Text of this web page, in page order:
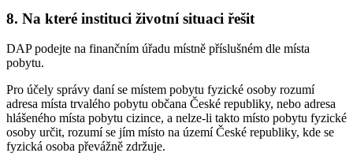
8. Na které instituci životní situaci řešit
DAP podejte na finančním úřadu místně příslušném dle místa
pobytu.
Pro účely správy daní se místem pobytu fyzické osoby rozumí
adresa místa trvalého pobytu občana České republiky, nebo adresa
hlášeného místa pobytu cizince, a nelze-li takto místo pobytu fyzické
osoby určit, rozumí se jím místo na území České republiky, kde se
fyzická osoba převážně zdržuje.